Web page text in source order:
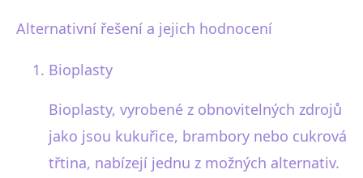
Alternativní řešení a jejich hodnocení
Bioplasty
Bioplasty, vyrobené z obnovitelných zdrojů
jako jsou kukuřice, brambory nebo cukrová
třtina, nabízejí jednu z možných alternativ.